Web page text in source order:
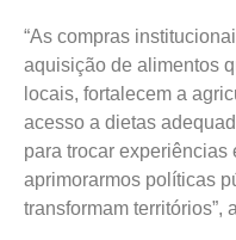
“As compras
aquisição de alimentos
locais, fortalecem a
acesso a dietas
para trocar experiências
aprimorarmos políticas
transformam territórios”,